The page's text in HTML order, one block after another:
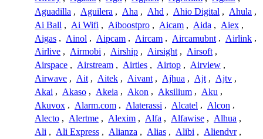
Aguadilla , Aguilera , Aha , Ahd , Ahio Digital , Ahula ,
Ai Ball , Ai Wifi , Aiboostpro , Aicam , Aida , Aiex ,
Aigas , Ainol , Aipcam , Aircam , Aircamubnt , Airlink ,
Airlive , Airmobi , Airship , Airsight , Airsoft ,
Airspace , Airstream , Airties , Airtop , Airview ,
Airwave , Ait , Aitek , Aivant , Ajhua , Ajt , Ajtv ,
Akai , Akaso , Akeia , Akon , Aksilium , Aku ,
Akuvox , Alarm.com , Alaterassi , Alcatel , Alcon ,
Alecto , Alertme , Alexim , Alfa , Alfawise , Alhua ,
Ali , Ali Express , Alianza , Alias , Alibi , Aliendvr ,